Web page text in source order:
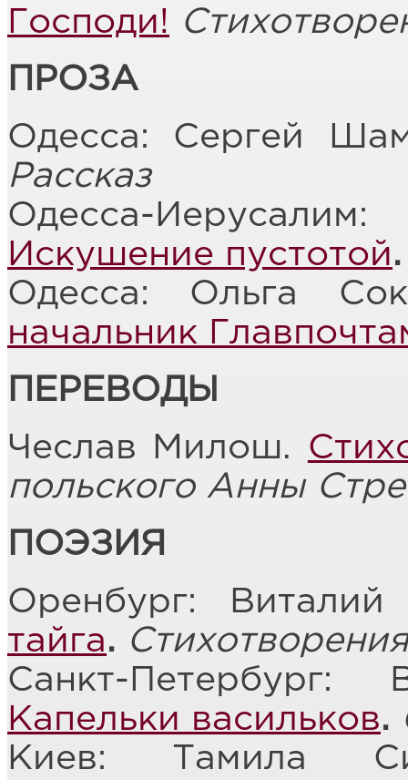
Господи!
ПРОЗА
Одесса: Сергей
Рассказ
Одесса-
Искушение пустотой.
Одесса: Ольга
начальник
ПЕРЕВОДЫ
Чеслав Милош.
польского Анны
ПОЭЗИЯ
Оренбург:
тайга. Стихотворения
Санкт-Петербург:
Капельки васильков.
Киев: Тамила